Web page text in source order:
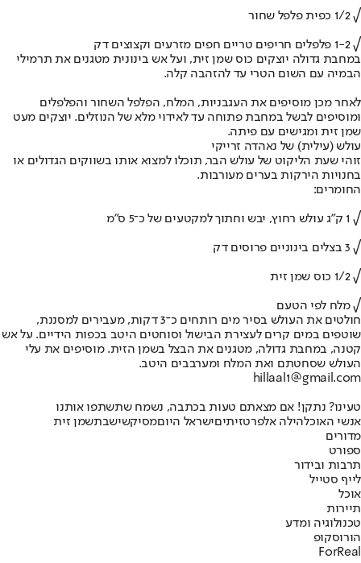
√ 1/2 כפית פלפל שחור
√ 1-2 פלפלים חריפים טריים חפים מזרעים וקצוצים דק
במחבת גדולה יוצקים כוס שמן זית, ועל אש בינונית מטגנים את תרמילי
הבמיה עם השום הטרי עד להזהבה קלה.
לאחר מכן מוסיפים את העגבניות, המלח, הפלפל השחור והפלפלים
ומוסיפים לבשל במחבת פתוחה עד לאידוי מלא של הנוזלים. יוצקים מעט
שמן זית ומגישים עם פיתה.
עולש (עילית) של נאהדה זרייקי
זוהי שעת הליקוט של עולש הבר, תוכלו למצוא אותו בשווקים הגדולים או
בחנויות הירקות בערים מעורבות.
החומרים:
√ 1 ק"ג עולש רחוץ, יבש וחתוך למקטעים של כ־5 ס"מ
√ 3 בצלים בינוניים פרוסים דק
√ 1/2 כוס שמן זית
√ מלח לפי הטעם
חולטים את העולש בסיר מים רותחים כ־3 דקות, מעבירים למסננת,
שוטפים במים קרים לעצירת הבישול וסוחטים היטב בכפות הידיים. על אש
קטנה, במחבת גדולה, מטגנים את הבצל בשמן הזית. מוסיפים את עלי
העולש שסחטתם ואת המלח ומערבבים היטב.
hillaal1@gmail.com
טעינו? נתקן! אם מצאתם טעות בכתבה, נשמח שתשתפו אותנו
אנשי האוכלהילה אלפרטזיתיםישראל היוםמסיקשישבתשמן זית
מדורים
ספורט
תרבות ובידור
לייף סטייל
אוכל
תיירות
טכנולוגיה ומדע
הורוסקופ
ForReal